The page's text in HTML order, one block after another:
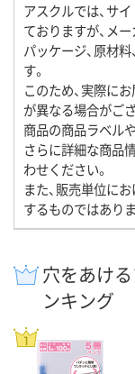
アスクルでは、サ
ておりますが、メー
パッケージ、原材
す。
このため、実際に
が異なる場合がご
商品の商品ラベル
さらに詳細な商品
わせください。
また、販売単位に
するものではあり
穴をあけ
ンキング